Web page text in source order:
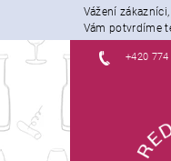
Vážení
Vám potvrdíme
+420